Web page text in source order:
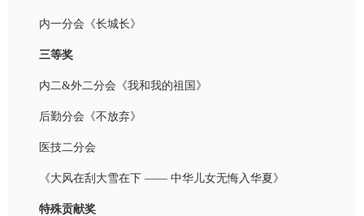
内一分会《长城长》
三等奖
内二&外二分会《我和我的祖国》
后勤分会《不放弃》
医技二分会
《大风在刮大雪在下 —— 中华儿女无悔入华夏》
特殊贡献奖